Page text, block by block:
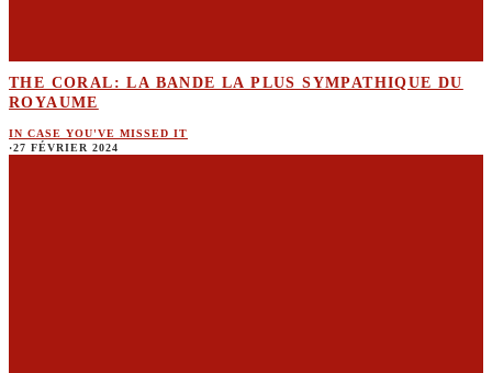
THE CORAL: LA BANDE LA PLUS SYMPATHIQUE DU
ROYAUME
IN CASE YOU'VE MISSED IT
·27 FÉVRIER 2024